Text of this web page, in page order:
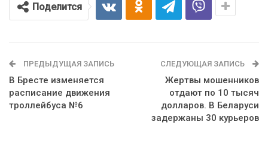
Поделится
ПРЕДЫДУЩАЯ ЗАПИСЬ
В Бресте изменяется
расписание движения
троллейбуса №6
СЛЕДУЮЩАЯ ЗАПИСЬ
Жертвы мошенников
отдают по 10 тысяч
долларов. В Беларуси
задержаны 30 курьеров